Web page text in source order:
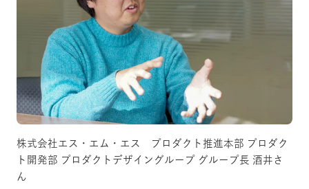
株式会社エス・エム・エス プロダクト推進本部 プロダク
ト開発部 プロダクトデザイングループ グループ長 酒井さ
ん